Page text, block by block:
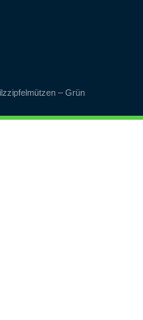
– Grün